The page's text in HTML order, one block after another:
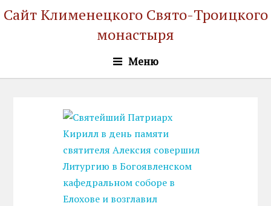
Cайт Клименецкого Свято-Троицкого
монастыря
Меню